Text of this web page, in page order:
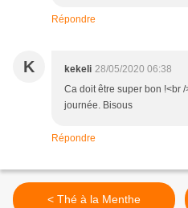
Répondre
K kekeli 28/05/2020 06:38
Ca doit être super bon !<br
journée. Bisous
Répondre
< Thé à la Menthe